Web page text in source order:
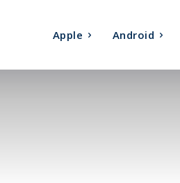
Apple Android